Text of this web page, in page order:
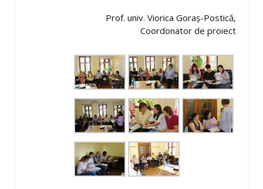
Prof. univ. Viorica Goraș-Postică,
Coordonator de proiect